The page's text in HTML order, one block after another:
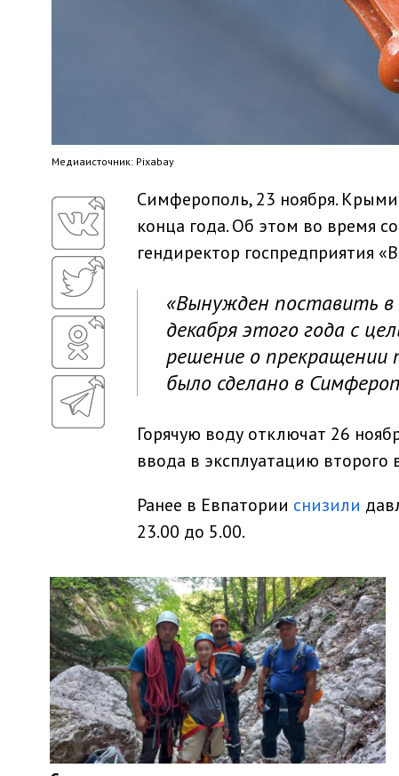
Медиaисточник: Pixabay
Симферополь, 23 ноября.
конца года. Об этом во время
гендиректор госпредприятия
«Вынужден поставить
декабря этого года с
решение о прекращении
было сделано в
Горячую воду отключат 26
ввода в эксплуатацию второго
Ранее в Евпатории снизили
23.00 до 5.00.